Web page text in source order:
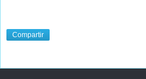
Compartir